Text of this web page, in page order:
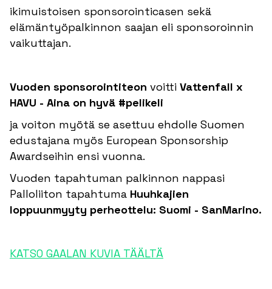
ikimuistoisen sponsorointicasen sekä
elämäntyöpalkinnon saajan eli sponsoroinnin
vaikuttajan.
Vuoden sponsorointiteon voitti Vattenfall x
HAVU - Aina on hyvä #pelikeli
ja voiton myötä se asettuu ehdolle Suomen
edustajana myös European Sponsorship
Awardseihin ensi vuonna.
Vuoden tapahtuman palkinnon nappasi
Palloliiton tapahtuma Huuhkajien
loppuunmyyty perheottelu: Suomi - SanMarino.
KATSO GAALAN KUVIA TÄÄLTÄ